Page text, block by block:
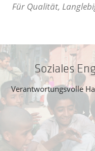
Für Qualität,
Soziales
Verantwortungsvolle